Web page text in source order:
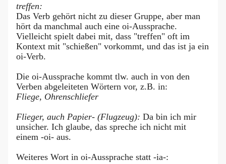
treffen:
Das Verb gehört nicht zu dieser Gruppe, aber man
hört da manchmal auch eine oi-Aussprache.
Vielleicht spielt dabei mit, dass "treffen" oft im
Kontext mit "schießen" vorkommt, und das ist ja ein
oi-Verb.
Die oi-Aussprache kommt tlw. auch in von den
Verben abgeleiteten Wörtern vor, z.B. in:
Fliege, Ohrenschliefer
Flieger, auch Papier- (Flugzeug): Da bin ich mir
unsicher. Ich glaube, das spreche ich nicht mit
einem -oi- aus.
Weiteres Wort in oi-Aussprache statt -ia-: